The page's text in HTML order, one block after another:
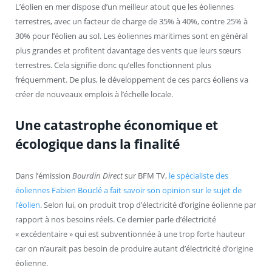
L’éolien en mer dispose d’un meilleur atout que les éoliennes
terrestres, avec un facteur de charge de 35% à 40%, contre 25% à
30% pour l’éolien au sol. Les éoliennes maritimes sont en général
plus grandes et profitent davantage des vents que leurs sœurs
terrestres. Cela signifie donc qu’elles fonctionnent plus
fréquemment. De plus, le développement de ces parcs éoliens va
créer de nouveaux emplois à l’échelle locale.
Une catastrophe économique et
écologique dans la finalité
Dans l’émission Bourdin Directsur BFM TV, le spécialiste des
éoliennes Fabien Bouclé a fait savoir son opinion sur le sujet de
l’éolien. Selon lui, on produit trop d’électricité d’origine éolienne par
rapport à nos besoins réels. Ce dernier parle d’électricité
« excédentaire » qui est subventionnée à une trop forte hauteur
car on n’aurait pas besoin de produire autant d’électricité d’origine
éolienne.